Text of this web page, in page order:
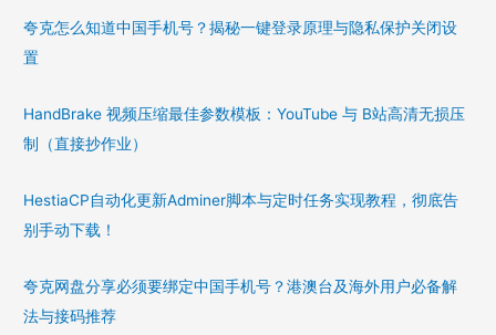
夸克怎么知道中国手机号？揭秘一键登录原理与隐私保护关闭设
置
HandBrake 视频压缩最佳参数模板：YouTube 与 B站高清无损压
制（直接抄作业）
HestiaCP自动化更新Adminer脚本与定时任务实现教程，彻底告
别手动下载！
夸克网盘分享必须要绑定中国手机号？港澳台及海外用户必备解
法与接码推荐